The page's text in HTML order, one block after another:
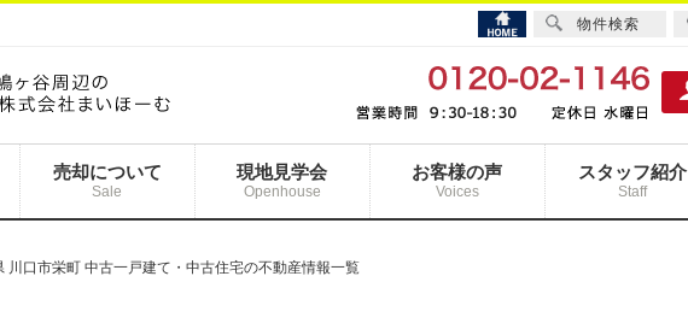
売却について
Sale
現地見学会
Openhouse
お客様の声
Voices
スタッフ紹介
Staff
川口市栄町 中古一戸建て・中古住宅の不動産情報一覧
物件検索